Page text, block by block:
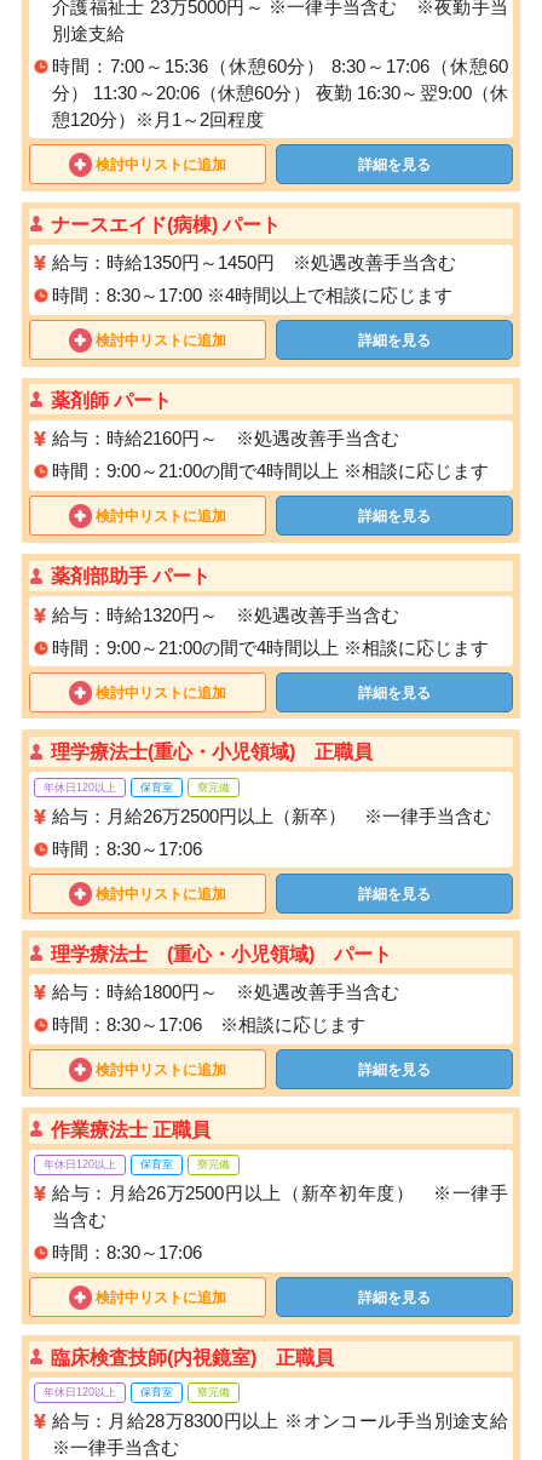
介護福祉士 23万5000円～ ※一律手当含む ※夜勤手当
別途支給
時間：7:00～15:36（休憩60分） 8:30～17:06（休憩60
分） 11:30～20:06（休憩60分） 夜勤 16:30～翌9:00（休
憩120分）※月1～2回程度
検討中リストに追加 詳細を見る
ナースエイド(病棟) パート
給与：時給1350円～1450円 ※処遇改善手当含む
時間：8:30～17:00 ※4時間以上で相談に応じます
検討中リストに追加 詳細を見る
薬剤師 パート
給与：時給2160円～ ※処遇改善手当含む
時間：9:00～21:00の間で4時間以上 ※相談に応じます
検討中リストに追加 詳細を見る
薬剤部助手 パート
給与：時給1320円～ ※処遇改善手当含む
時間：9:00～21:00の間で4時間以上 ※相談に応じます
検討中リストに追加 詳細を見る
理学療法士(重心・小児領域) 正職員
年休日120以上 保育室 寮完備
給与：月給26万2500円以上（新卒） ※一律手当含む
時間：8:30～17:06
検討中リストに追加 詳細を見る
理学療法士 (重心・小児領域) パート
給与：時給1800円～ ※処遇改善手当含む
時間：8:30～17:06 ※相談に応じます
検討中リストに追加 詳細を見る
作業療法士 正職員
年休日120以上 保育室 寮完備
給与：月給26万2500円以上（新卒初年度） ※一律手
当含む
時間：8:30～17:06
検討中リストに追加 詳細を見る
臨床検査技師(内視鏡室) 正職員
年休日120以上 保育室 寮完備
給与：月給28万8300円以上 ※オンコール手当別途支給
※一律手当含む